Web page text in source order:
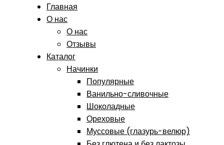
Главная
О нас
О нас
Отзывы
Каталог
Начинки
Популярные
Ванильно-сливочные
Шоколадные
Ореховые
Муссовые (глазурь-велюр)